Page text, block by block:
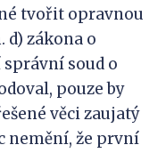
tvořit opravnou
d) zákona o
správní soud o
pouze by
věci zaujatý
nemění, že první